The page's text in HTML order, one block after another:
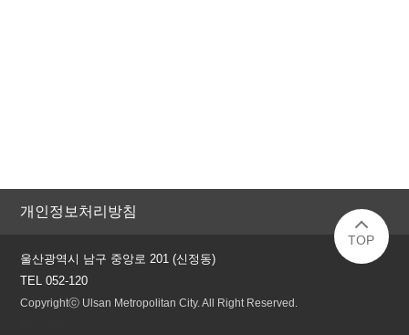
개인정보처리방침
TOP
울산광역시 남구 중앙로 201 (신정동)
TEL 052-120
Copyrightⓒ Ulsan Metropolitan City. All Right Reserved.